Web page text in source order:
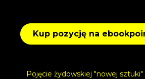
Kup pozycję na
Pojęcie żydowskiej "nowej